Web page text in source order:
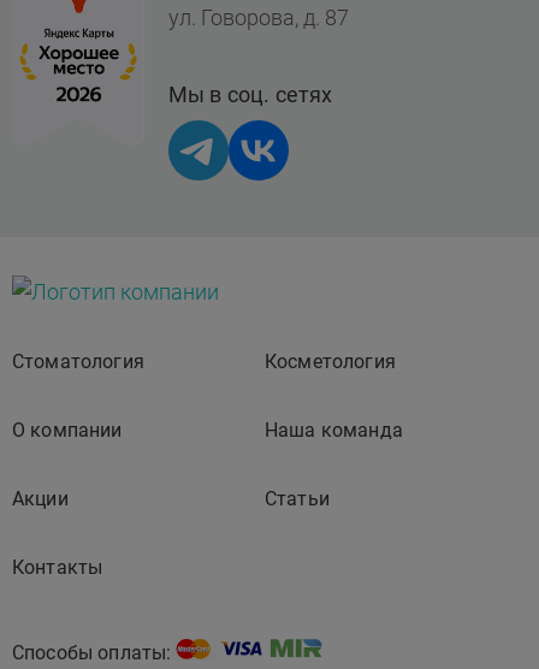
Ортодонтическая коррекция с применением
брекет-систем. Щечная трубка беззамковая
Ортодонтическая коррекция с применением
держателем места
9200 ₽
ул. Говорова, д. 87
Мы в соц. сетях
Стоматология Косметология
О компании Наша команда
Акции Статьи
Контакты
Способы оплаты: